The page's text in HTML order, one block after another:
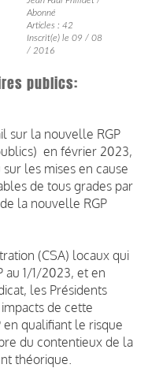
Abonné
Articles : 42
Inscrit(e) le 09 / 08
/ 2016
publics:
sur la nouvelle RGP
en février 2023,
les mises en cause
de tous grades par
la nouvelle RGP
(CSA) locaux qui
au 1/1/2023, et en
les Présidents
de cette
qualifiant le risque
du contentieux de la
théorique.